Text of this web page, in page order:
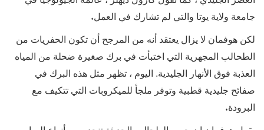
جامعة ولاية يوتا والتي لم تشارك في العمل.
لكن هوفمان لا يزال يعتقد أنه من المرجح أن تكون الحفريات من
الطحالب المجهرية التي اختبأت في برك صغيرة ضحلة من المياه
العذبة فوق الأنهار الجليدية. اليوم ، تظهر مثل هذه البرك في
صفائح جليدية قطبية وتوفر ملجأ للميكروبات التي تتكيف مع
البرودة.